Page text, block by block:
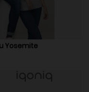
Yosemite